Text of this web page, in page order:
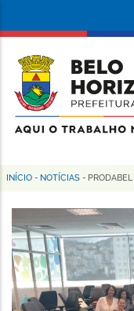
conteúdo
principal
da
Prefeitura
de
Horizonte
Trilha
de
navegação
INÍCIO - NOTÍCIAS -